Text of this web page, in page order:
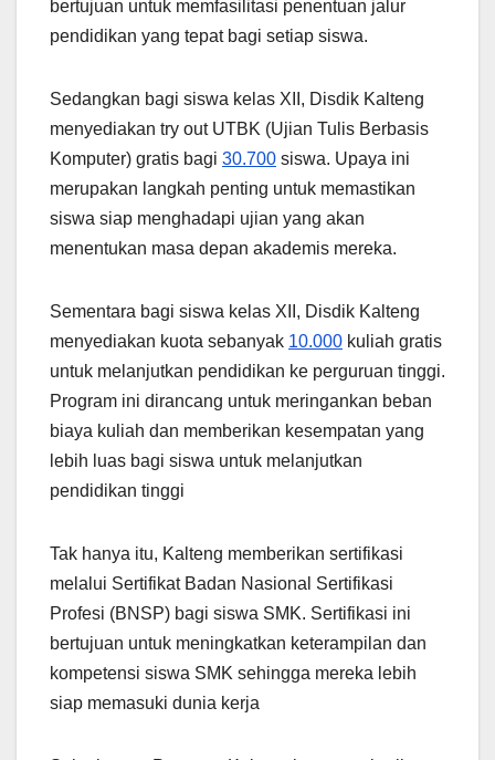
bertujuan untuk memfasilitasi penentuan jalur
pendidikan yang tepat bagi setiap siswa.
Sedangkan bagi siswa kelas XII, Disdik Kalteng
menyediakan try out UTBK (Ujian Tulis Berbasis
Komputer) gratis bagi 30.700 siswa. Upaya ini
merupakan langkah penting untuk memastikan
siswa siap menghadapi ujian yang akan
menentukan masa depan akademis mereka.
Sementara bagi siswa kelas XII, Disdik Kalteng
menyediakan kuota sebanyak 10.000 kuliah gratis
untuk melanjutkan pendidikan ke perguruan tinggi.
Program ini dirancang untuk meringankan beban
biaya kuliah dan memberikan kesempatan yang
lebih luas bagi siswa untuk melanjutkan
pendidikan tinggi
Tak hanya itu, Kalteng memberikan sertifikasi
melalui Sertifikat Badan Nasional Sertifikasi
Profesi (BNSP) bagi siswa SMK. Sertifikasi ini
bertujuan untuk meningkatkan keterampilan dan
kompetensi siswa SMK sehingga mereka lebih
siap memasuki dunia kerja